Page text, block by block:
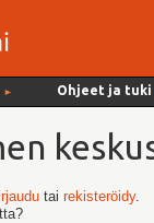
► Ohjeet ja tuki
tai rekisteröidy.